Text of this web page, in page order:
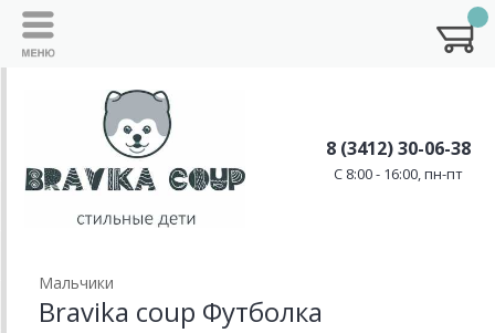
8 (3412) 30-06-38
C 8:00 - 16:00, пн-пт
Мальчики
Bravika coup Футболка